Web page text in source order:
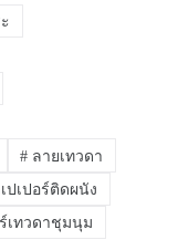
# ลายเทวดา
ปเปอร์ติดผนัง
เทวดาชุมนุม